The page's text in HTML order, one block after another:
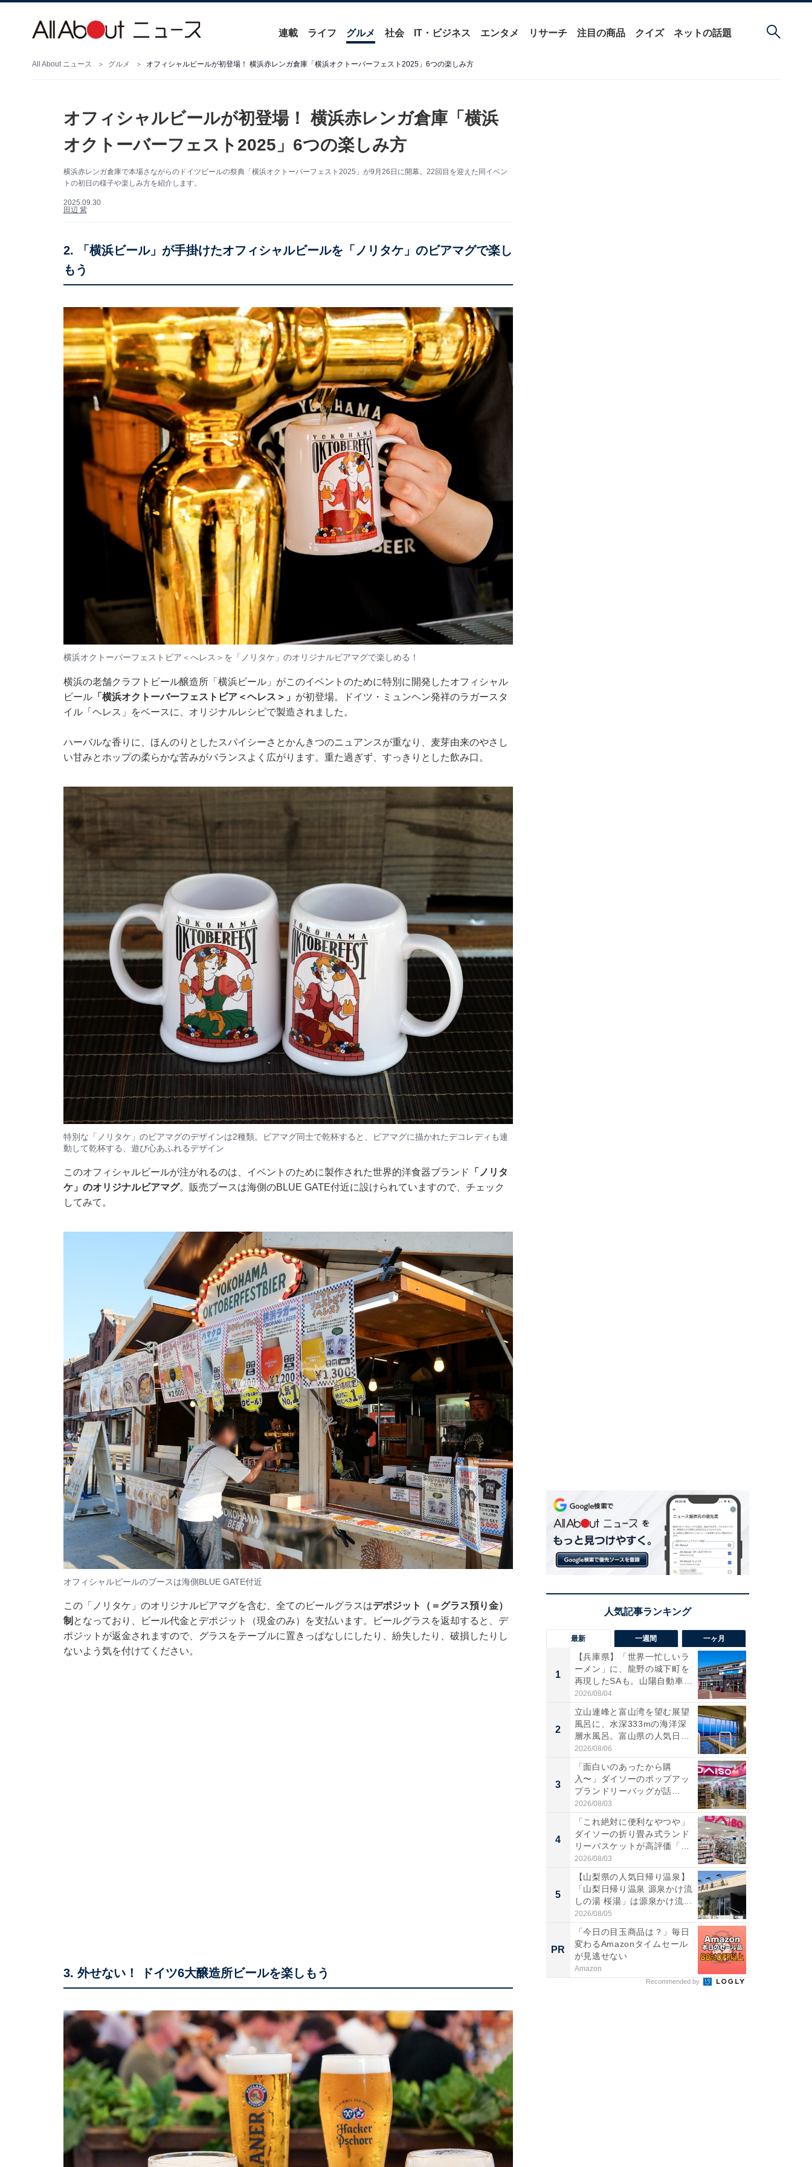
連載 ライフ グルメ 社会 IT・ビジネス エンタメ リサーチ 注目の商品 クイズ ネットの話題
All About ニュース グルメ オフィシャルビールが初登場！ 横浜赤レンガ倉庫「横浜オクトーバーフェスト2025」6つの楽しみ方
オフィシャルビールが初登場！ 横浜赤レンガ倉庫「横浜
オクトーバーフェスト2025」6つの楽しみ方
横浜赤レンガ倉庫で本場さながらのドイツビールの祭典「横浜オクトーバーフェスト2025」が9月26日に開幕。22回目を迎えた同イベン
トの初日の様子や楽しみ方を紹介します。
2025.09.30
田辺 紫
2. 「横浜ビール」が手掛けたオフィシャルビールを「ノリタケ」のビアマグで楽し
もう
横浜オクトーバーフェストビア＜へレス＞を「ノリタケ」のオリジナルビアマグで楽しめる！
横浜の老舗クラフトビール醸造所「横浜ビール」がこのイベントのために特別に開発したオフィシャル
ビール「横浜オクトーバーフェストビア＜ヘレス＞」 が初登場。ドイツ・ミュンヘン発祥のラガースタ
イル「ヘレス」をベースに、オリジナルレシピで製造されました。
ハーバルな香りに、ほんのりとしたスパイシーさとかんきつのニュアンスが重なり、麦芽由来のやさし
い甘みとホップの柔らかな苦みがバランスよく広がります。重た過ぎず、すっきりとした飲み口。
特別な「ノリタケ」のビアマグのデザインは2種類。ビアマグ同士で乾杯すると、ビアマグに描かれたデコレディも連
動して乾杯する、遊び心あふれるデザイン
このオフィシャルビールが注がれるのは、イベントのために製作された世界的洋食器ブランド 「ノリタ
ケ」のオリジナルビアマグ。販売ブースは海側のBLUE GATE付近に設けられていますので、チェック
してみて。
オフィシャルビールのブースは海側BLUE GATE付近
この「ノリタケ」のオリジナルビアマグを含む、全てのビールグラスはデポジット（＝グラス預り金）
制 となっており、ビール代金とデポジット（現金のみ）を支払います。ビールグラスを返却すると、デ
ポジットが返金されますので、グラスをテーブルに置きっぱなしにしたり、紛失したり、破損したりし
ないよう気を付けてください。
3. 外せない！ ドイツ6大醸造所ビールを楽しもう
最新 一週間 一ヶ月
1
【兵庫県】「世界一忙しいラ
ーメン」に、龍野の城下町を
再現したSAも。山陽自動車
道...
2026/08/04
2
立山連峰と富山湾を望む展望
風呂に、水深333mの海洋深
層水風呂。富山県の人気日
帰...
2026/08/06
3
「面白いのあったから購
入〜」ダイソーのポップアッ
プランドリーバッグが話
題。“さま...
2026/08/03
4
「これ絶対に便利なやつや」
ダイソーの折り畳み式ランド
リーバスケットが高評価「使
わ...
2026/08/03
5
【山梨県の人気日帰り温泉】
「山梨日帰り温泉 源泉かけ流
しの湯 桜湯」は源泉かけ流...
2026/08/05
PR
「今日の目玉商品は？」毎日
変わるAmazonタイムセール
が見逃せない
Amazon
Recommended by